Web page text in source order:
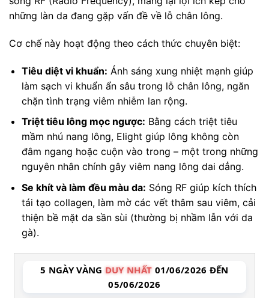
những làn da đang gặp vấn đề về lỗ chân lông.
Cơ chế này hoạt động theo cách thức chuyên biệt:
Tiêu diệt vi khuẩn: Ánh sáng xung nhiệt mạnh giúp
làm sạch vi khuẩn ẩn sâu trong lỗ chân lông, ngăn
chặn tình trạng viêm nhiễm lan rộng.
Triệt tiêu lông mọc ngược: Bằng cách triệt tiêu
mầm nhú nang lông, Elight giúp lông không còn
đâm ngang hoặc cuộn vào trong – một trong những
nguyên nhân chính gây viêm nang lông dai dẳng.
Se khít và làm đều màu da: Sóng RF giúp kích thích
tái tạo collagen, làm mờ các vết thâm sau viêm, cải
thiện bề mặt da sần sùi (thường bị nhầm lẫn với da
gà).
5 NGÀY VÀNG DUY NHẤT 01/06/2026 ĐẾN
05/06/2026